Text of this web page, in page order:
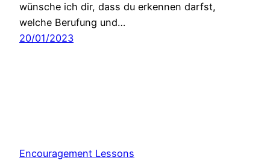
wünsche ich dir, dass du erkennen darfst,
welche Berufung und…
20/01/2023
Encouragement Lessons